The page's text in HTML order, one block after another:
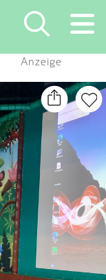
×
Anzeige